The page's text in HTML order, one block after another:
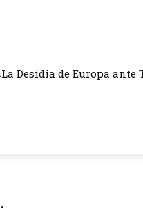
Desidia de Europa